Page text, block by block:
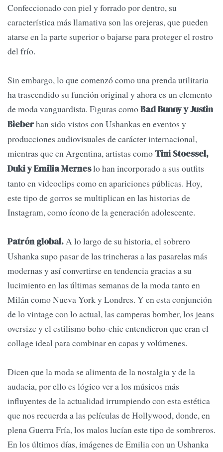
Confeccionado con piel y forrado por dentro, su
característica más llamativa son las orejeras, que pueden
atarse en la parte superior o bajarse para proteger el rostro
del frío.
Sin embargo, lo que comenzó como una prenda utilitaria
ha trascendido su función original y ahora es un elemento
de moda vanguardista. Figuras comoBad Bunny y Justin
Bieberhan sido vistos con Ushankas en eventos y
producciones audiovisuales de carácter internacional,
mientras que en Argentina, artistas como Tini Stoessel,
Duki y Emilia Merneslo han incorporado a sus outfits
tanto en videoclips como en apariciones públicas. Hoy,
este tipo de gorros se multiplican en las historias de
Instagram, como ícono de la generación adolescente.
Patrón global.A lo largo de su historia, el sobrero
Ushanka supo pasar de las trincheras a las pasarelas más
modernas y así convertirse en tendencia gracias a su
lucimiento en las últimas semanas de la moda tanto en
Milán como Nueva York y Londres. Y en esta conjunción
de lo vintage con lo actual, las camperas bomber, los jeans
oversize y el estilismo boho-chic entendieron que eran el
collage ideal para combinar en capas y volúmenes.
Dicen que la moda se alimenta de la nostalgia y de la
audacia, por ello es lógico ver a los músicos más
influyentes de la actualidad irrumpiendo con esta estética
que nos recuerda a las películas de Hollywood, donde, en
plena Guerra Fría, los malos lucían este tipo de sombreros.
En los últimos días, imágenes de Emilia con un Ushanka